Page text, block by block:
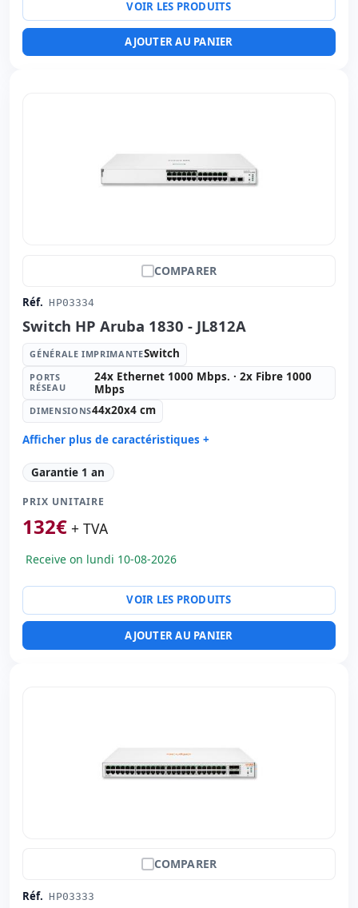
VOIR LES PRODUITS
AJOUTER AU PANIER
COMPARER
Réf. HP03334
Switch HP Aruba 1830 - JL812A
GÉNÉRALE IMPRIMANTESwitch
PORTS
RÉSEAU
24x Ethernet 1000 Mbps. · 2x Fibre 1000
Mbps
DIMENSIONS44x20x4 cm
Afficher plus de caractéristiques +
Générale imprimante:
Ports réseau: 24x Ethernet 1000 Mbps. · 2x Fibre 1000
Mbps.
Dimensions:
Poids:
3.00 Kg.
Garantie 1 an
PRIX UNITAIRE
132€ + TVA
Receive on lundi 10-08-2026
VOIR LES PRODUITS
AJOUTER AU PANIER
COMPARER
Réf. HP03333